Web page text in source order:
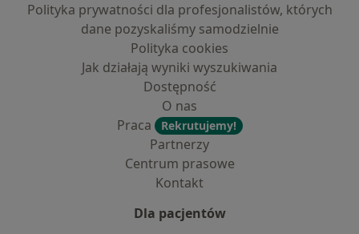
Polityka prywatności dla profesjonalistów, których
dane pozyskaliśmy samodzielnie
Polityka cookies
Jak działają wyniki wyszukiwania
Dostępność
O nas
Praca
Rekrutujemy!
Partnerzy
Centrum prasowe
Kontakt
Dla pacjentów